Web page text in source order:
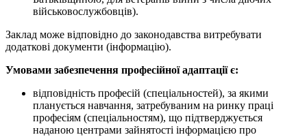
військовослужбовців).
Заклад може відповідно до законодавства витребувати
додаткові документи (інформацію).
Умовами забезпечення професійної адаптації є:
відповідність професій (спеціальностей), за якими
планується навчання, затребуваним на ринку праці
професіям (спеціальностям), що підтверджується
наданою центрами зайнятості інформацією про